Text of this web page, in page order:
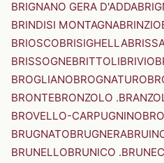
BRIGNANO GERA D'ADDA
BRINDISI MONTAGNABRINZIO
BRIOSCOBRISIGHELLA
BRISSOGNEBRITTOLIBRIVIO
BROGLIANOBROGNATURO
BRONTEBRONZOLO
BROVELLO-CARPUGNINO
BRUGNATOBRUGNERA
BRUNELLOBRUNICO